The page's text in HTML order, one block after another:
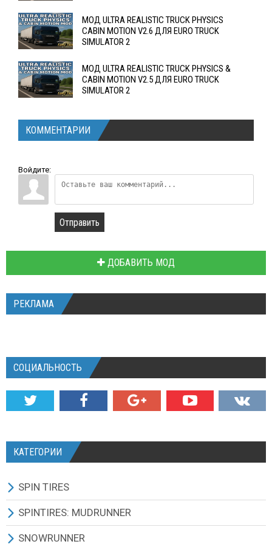
МОД ULTRA REALISTIC TRUCK PHYSICS
CABIN MOTION V2.6 ДЛЯ EURO TRUCK
SIMULATOR 2
МОД ULTRA REALISTIC TRUCK PHYSICS &
CABIN MOTION V2.5 ДЛЯ EURO TRUCK
SIMULATOR 2
КОММЕНТАРИИ
Войдите:
Отправить
ДОБАВИТЬ МОД
РЕКЛАМА
СОЦИАЛЬНОСТЬ
КАТЕГОРИИ
SPIN TIRES
СКАЧАТЬ ИГРУ
ВСЕ МОДЫ
SPINTIRES: MUDRUNNER
ВСЕ МОДЫ
SNOWRUNNER